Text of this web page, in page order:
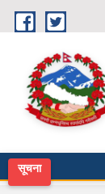
Skip to main content
सूचना